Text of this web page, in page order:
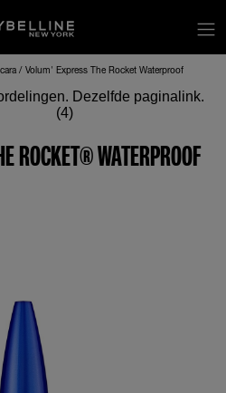
Volum' Express The Rocket Waterproof
Dezelfde paginalink.
(4)
ROCKET® WATERPROOF